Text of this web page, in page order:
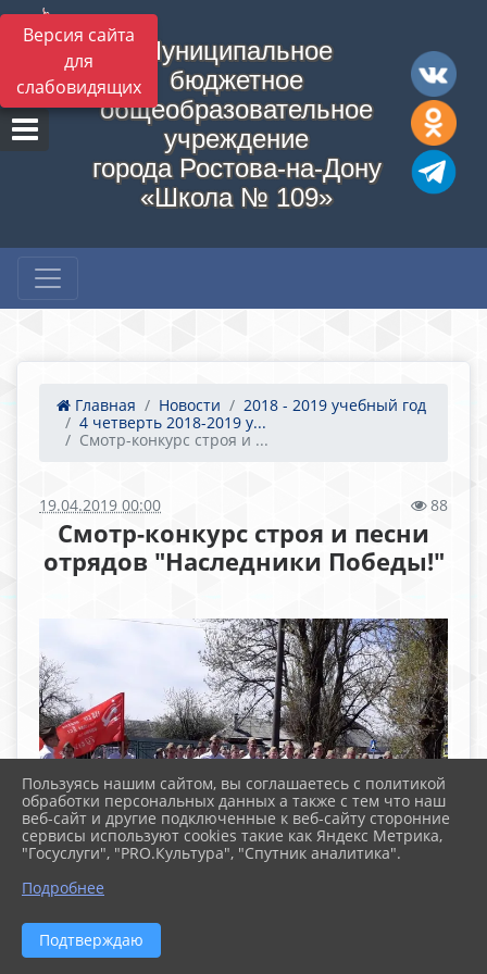
Версия сайта
для
слабовидящих
Муниципальное
бюджетное
общеобразовательное
учреждение
города Ростова-на-Дону
«Школа № 109»
Главная Новости
2018 - 2019 учебный год
4 четверть 2018-2019 у...
Смотр-конкурс строя и ...
19.04.2019 00:00 88
Смотр-конкурс строя и песни
отрядов "Наследники Победы!"
Пользуясь нашим сайтом, вы соглашаетесь с политикой
обработки персональных данных а также с тем что наш
веб-сайт и другие подключенные к веб-сайту сторонние
сервисы используют cookies такие как Яндекс Метрика,
"Госуслуги", "PRO.Культура", "Спутник аналитика".
Подробнее
Подтверждаю